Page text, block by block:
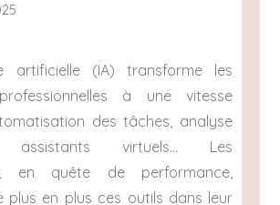
artificielle (IA) transforme les
à une vitesse
des tâches, analyse
assistants virtuels… Les
en quête de performance,
plus en plus ces outils dans leur